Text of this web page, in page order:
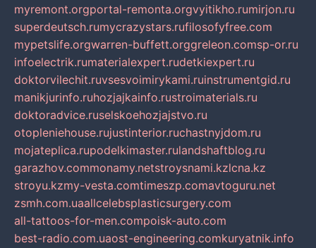
myremont.orgportal-remonta.orgvyitikho.rumirjon.ru
superdeutsch.rumycrazystars.rufilosofyfree.com
mypetslife.orgwarren-buffett.orggreleon.comsp-or.ru
infoelectrik.rumaterialexpert.rudetkiexpert.ru
doktorvilechit.ruvsesvoimirykami.ruinstrumentgid.ru
manikjurinfo.ruhozjajkainfo.rustroimaterials.ru
doktoradvice.ruselskoehozjajstvo.ru
otopleniehouse.rujustinterior.ruchastnyjdom.ru
mojateplica.rupodelkimaster.rulandshaftblog.ru
garazhov.commonamy.netstroysnami.kzlcna.kz
stroyu.kzmy-vesta.comtimeszp.comavtoguru.net
zsmh.com.uaallcelebsplasticsurgery.com
all-tattoos-for-men.compoisk-auto.com
best-radio.com.uaost-engineering.comkuryatnik.info